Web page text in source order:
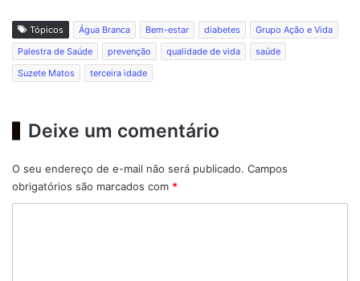
Tópicos Água Branca Bem-estar diabetes
Grupo Ação e Vida
Palestra de Saúde
prevenção qualidade de vida
saúde
Suzete Matos
terceira idade
Deixe um comentário
O seu endereço de e-mail não será publicado. Campos
obrigatórios são marcados com *